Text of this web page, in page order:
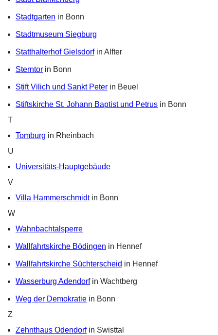
Stadtgarten in Bonn
Stadtmuseum Siegburg
Statthalterhof Gielsdorfin Alfter
Sterntor in Bonn
Stift Vilich und Sankt Peter in Beuel
Stiftskirche St. Johann Baptist und Petrus in Bonn
T
Tomburg in Rheinbach
U
Universitäts-Hauptgebäude
V
Villa Hammerschmidtin Bonn
W
Wahnbachtalsperre
Wallfahrtskirche Bödingen in Hennef
Wallfahrtskirche Süchterscheid in Hennef
Wasserburg Adendorfin Wachtberg
Weg der Demokratie in Bonn
Z
Zehnthaus Odendorfin Swisttal